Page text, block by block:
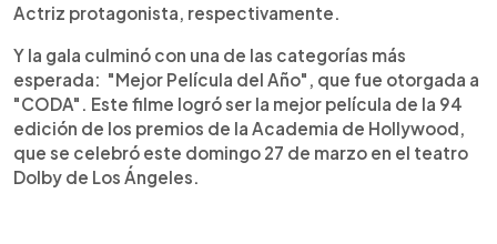
Actriz protagonista, respectivamente.
Y la gala culminó con una de las categorías más
esperada: "Mejor Película del Año", que fue otorgada a
"CODA". Este filme logró ser la mejor película de la 94
edición de los premios de la Academia de Hollywood,
que se celebró este domingo 27 de marzo en el teatro
Dolby de Los Ángeles.